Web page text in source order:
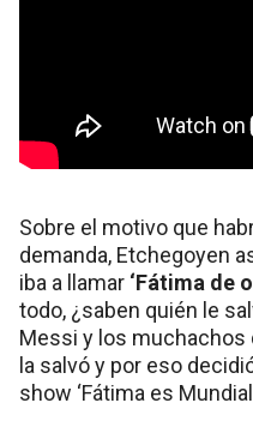
Sobre el motivo que
demanda, Etchegoyen
iba a llamar ‘Fátima de
todo, ¿saben quién le
Messi y los muchachos
la salvó y por eso
show ‘Fátima es